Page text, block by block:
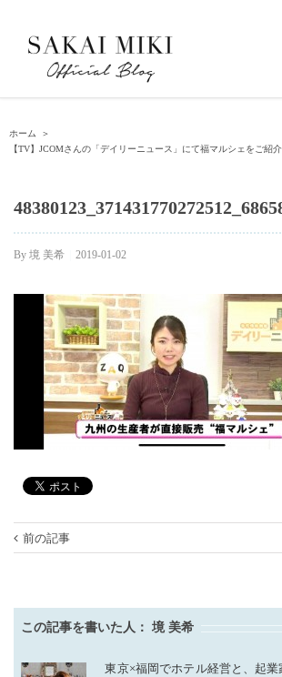
ホーム
＞
【TV】JCOMさんの「デイリーニュース」にて福マルシェをご紹
By 境 美希 2019-01-02
前の記事
この記事を書いた人：境 美希
東京×福岡でホテル経営と、起業